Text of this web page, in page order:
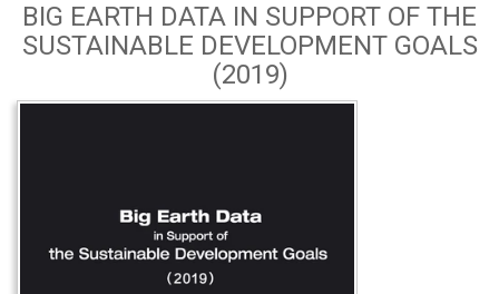
BIG EARTH DATA IN SUPPORT OF THE
SUSTAINABLE DEVELOPMENT GOALS
(2019)